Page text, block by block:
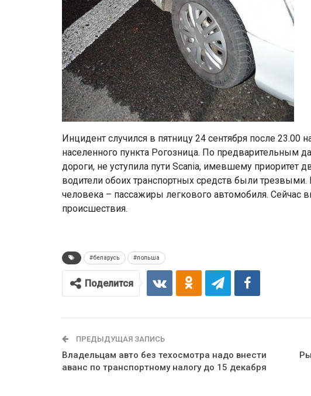
Инцидент случился в пятницу 24 сентября после 23.00
населенного пункта Рогозница. По предварительным
дороги, не уступила пути Scania, имевшему приоритет
водители обоих транспортных средств были трезвыми.
человека – пассажиры легкового автомобиля. Сейчас
происшествия.
#беларусь #польша
Поделится
ПРЕДЫДУЩАЯ ЗАПИСЬ
Владельцам авто без техосмотра надо внести
аванс по транспортному налогу до 15 декабря